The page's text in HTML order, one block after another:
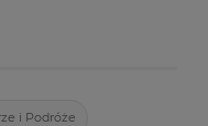
i Podróże